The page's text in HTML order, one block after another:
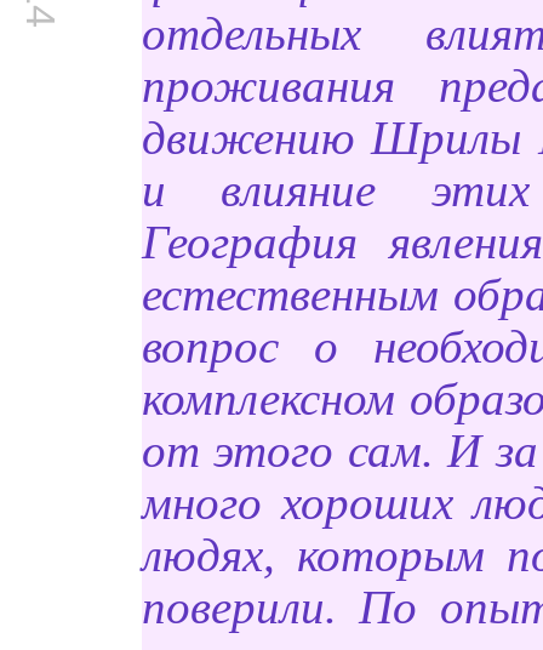
отдельных
проживания
движению Шрилы
и влияние
География
естественным
вопрос о
комплексном
от этого сам. И
много хороших
людях, которым
поверили. По